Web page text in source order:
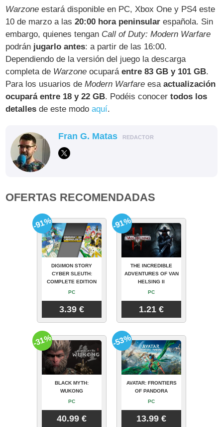
Warzone estará disponible en PC, Xbox One y PS4 este
10 de marzo a las20:00 hora peninsular española. Sin
embargo, quienes tengan Call of Duty: Modern Warfare
podrán jugarlo antes: a partir de las 16:00.
Dependiendo de la versión del juego la descarga
completa de Warzone ocuparáentre 83 GB y 101 GB.
Para los usuarios deModern Warfare esaactualización
ocupará entre 18 y 22 GB. Podéis conocertodos los
detalles de este modoaquí.
Fran G. Matas REDACTOR
OFERTAS RECOMENDADAS
DIGIMON STORY
CYBER SLEUTH:
COMPLETE EDITION
PC
3.39 €
-91%
THE INCREDIBLE
ADVENTURES OF VAN
HELSING II
PC
1.21 €
-91%
BLACK MYTH:
WUKONG
PC
40.99 €
-31%
AVATAR: FRONTIERS
OF PANDORA
PC
13.99 €
-53%